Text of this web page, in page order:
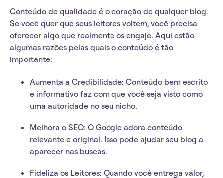
Conteúdo de qualidade é o coração de qualquer blog.
Se você quer que seus leitores voltem, você precisa
oferecer algo que realmente os engaje. Aqui estão
algumas razões pelas quais o conteúdo é tão
importante:
Aumenta a Credibilidade: Conteúdo bem escrito
e informativo faz com que você seja visto como
uma autoridade no seu nicho.
Melhora o SEO: O Google adora conteúdo
relevante e original. Isso pode ajudar seu blog a
aparecer nas buscas.
Fideliza os Leitores: Quando você entrega valor,